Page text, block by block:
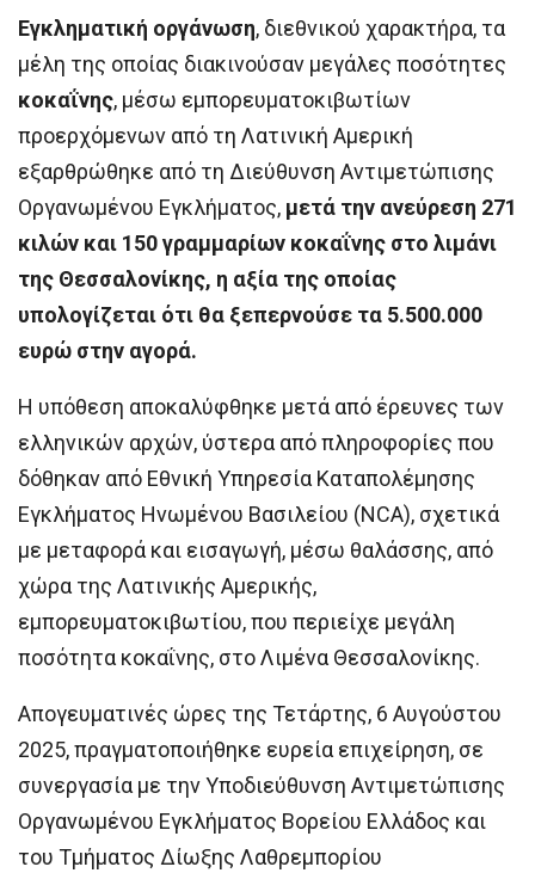
Εγκληματική οργάνωση, διεθνικού χαρακτήρα, τα
μέλη της οποίας διακινούσαν μεγάλες ποσότητες
κοκαΐνης, μέσω εμπορευματοκιβωτίων
προερχόμενων από τη Λατινική Αμερική
εξαρθρώθηκε από τη Διεύθυνση Αντιμετώπισης
Οργανωμένου Εγκλήματος, μετά την ανεύρεση 271
κιλών και 150 γραμμαρίων κοκαΐνης στο λιμάνι
της Θεσσαλονίκης, η αξία της οποίας
υπολογίζεται ότι θα ξεπερνούσε τα 5.500.000
ευρώ στην αγορά.
Η υπόθεση αποκαλύφθηκε μετά από έρευνες των
ελληνικών αρχών, ύστερα από πληροφορίες που
δόθηκαν από Εθνική Υπηρεσία Καταπολέμησης
Εγκλήματος Ηνωμένου Βασιλείου (NCA), σχετικά
με μεταφορά και εισαγωγή, μέσω θαλάσσης, από
χώρα της Λατινικής Αμερικής,
εμπορευματοκιβωτίου, που περιείχε μεγάλη
ποσότητα κοκαΐνης, στο Λιμένα Θεσσαλονίκης.
Απογευματινές ώρες της Τετάρτης, 6 Αυγούστου
2025, πραγματοποιήθηκε ευρεία επιχείρηση, σε
συνεργασία με την Υποδιεύθυνση Αντιμετώπισης
Οργανωμένου Εγκλήματος Βορείου Ελλάδος και
του Τμήματος Δίωξης Λαθρεμπορίου